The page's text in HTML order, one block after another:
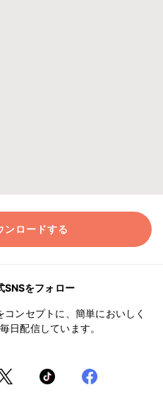
ンロードする
SNSをフォロー
コンセプトに、簡単においしく
日配信しています。